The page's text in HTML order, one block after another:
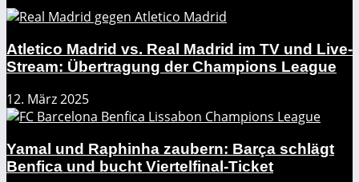
Atletico Madrid vs. Real Madrid im TV und Live-
Stream: Übertragung der Champions League
12. März 2025
Yamal und Raphinha zaubern: Barça schlägt
Benfica und bucht Viertelfinal-Ticket